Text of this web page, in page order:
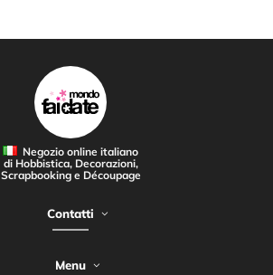
Negozio online italiano
di Hobbistica, Decorazioni,
Scrapbooking e Découpage
Contatti
Menu